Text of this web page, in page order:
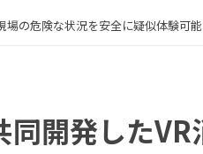
の危険な状況を安全に疑似体験可能
開発したVR